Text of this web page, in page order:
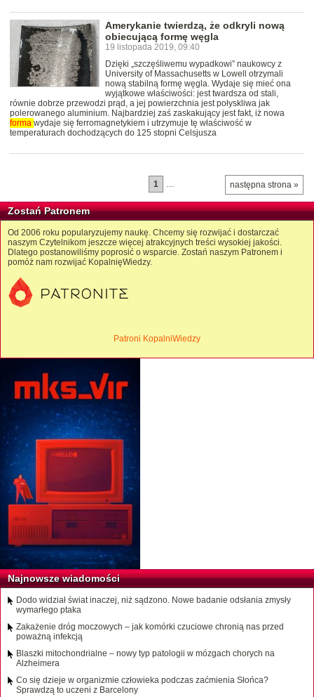
Amerykanie twierdzą, że odkryli nową
obiecującą formę węgla
19 listopada 2019, 09:40
Dzięki „szczęśliwemu wypadkowi” naukowcy z
University of Massachusetts w Lowell otrzymali
nową stabilną formę węgla. Wydaje się mieć ona
wyjątkowe właściwości: jest twardsza od stali,
równie dobrze przewodzi prąd, a jej powierzchnia jest połyskliwa jak
polerowanego aluminium. Najbardziej zaś zaskakujący jest fakt, iż nowa
forma wydaje się ferromagnetykiem i utrzymuje tę właściwość w
temperaturach dochodzących do 125 stopni Celsjusza
następna strona »
1 …
Zostań Patronem
Od 2006 roku popularyzujemy naukę. Chcemy się rozwijać i dostarczać
naszym Czytelnikom jeszcze więcej atrakcyjnych treści wysokiej jakości.
Dlatego postanowiliśmy poprosić o wsparcie. Zostań naszym Patronem i
pomóż nam rozwijać KopalnięWiedzy.
Patroni KopalniWiedzy
Najnowsze wiadomości
Dodo widział świat inaczej, niż sądzono. Nowe badanie odsłania zmysły
wymarłego ptaka
Zakażenie dróg moczowych – jak komórki czuciowe chronią nas przed
poważną infekcją
Blaszki mitochondrialne – nowy typ patologii w mózgach chorych na
Alzheimera
Co się dzieje w organizmie człowieka podczas zaćmienia Słońca?
Sprawdzą to uczeni z Barcelony